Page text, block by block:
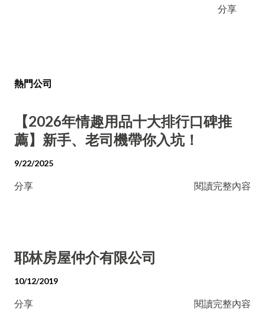
分享
熱門公司
【2026年情趣用品十大排行口碑推
薦】新手、老司機帶你入坑！
9/22/2025
分享 閱讀完整內容
耶林房屋仲介有限公司
10/12/2019
分享 閱讀完整內容